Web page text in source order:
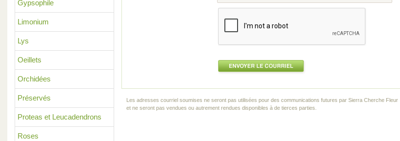
Gypsophile
Limonium
Lys
Oeillets
Orchidées
Préservés
Proteas et Leucadendrons
Roses
Les adresses courriel soumises ne seront pas utilisées pour des communications futures par Sierra Cherche Fleur
et ne seront pas vendues ou autrement rendues disponibles à de tierces parties.